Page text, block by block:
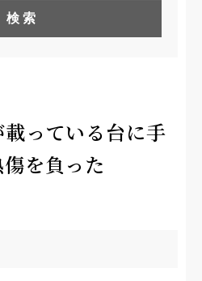
検 索
っている台に手
を負った